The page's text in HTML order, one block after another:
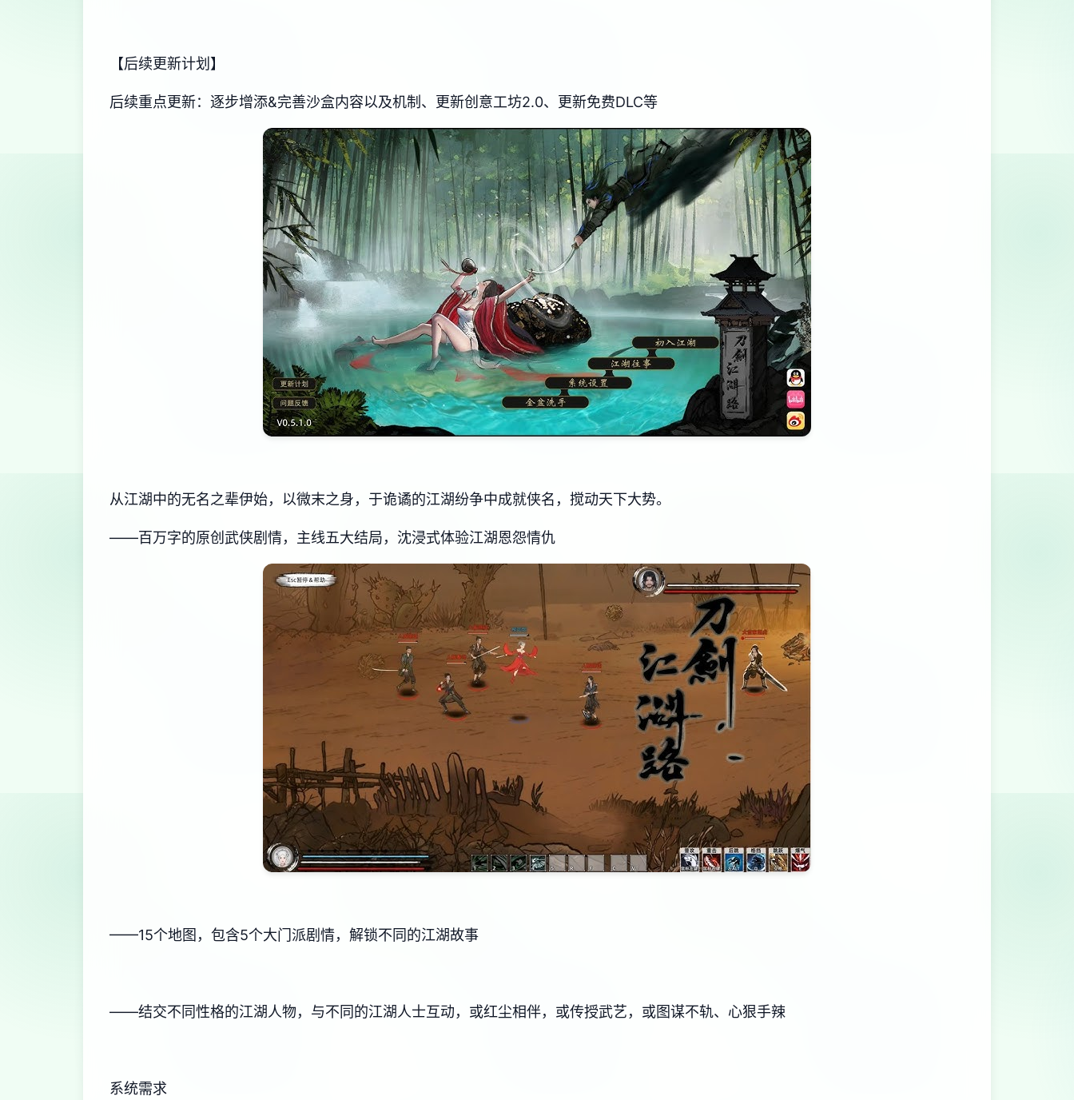
【后续更新计划】
后续重点更新：逐步增添&完善沙盒内容以及机制、更新创意工坊2.0、更新免费DLC等
从江湖中的无名之辈伊始，以微末之身，于诡谲的江湖纷争中成就侠名，搅动天下大势。
——百万字的原创武侠剧情，主线五大结局，沈浸式体验江湖恩怨情仇
——15个地图，包含5个大门派剧情，解锁不同的江湖故事
——结交不同性格的江湖人物，与不同的江湖人士互动，或红尘相伴，或传授武艺，或图谋不轨、心狠手辣
系统需求